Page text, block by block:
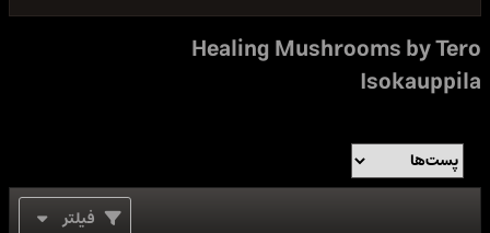
Healing Mushrooms by Tero
Isokauppila
فیلتر